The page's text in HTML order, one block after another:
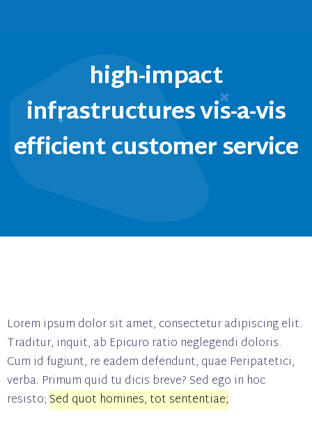
high-impact
infrastructures vis-a-vis
efficient customer service
Lorem ipsum dolor sit amet, consectetur adipiscing elit.
Traditur, inquit, ab Epicuro ratio neglegendi doloris.
Cum id fugiunt, re eadem defendunt, quae Peripatetici,
verba. Primum quid tu dicis breve? Sed ego in hoc
resisto;Sed quot homines, tot sententiae;